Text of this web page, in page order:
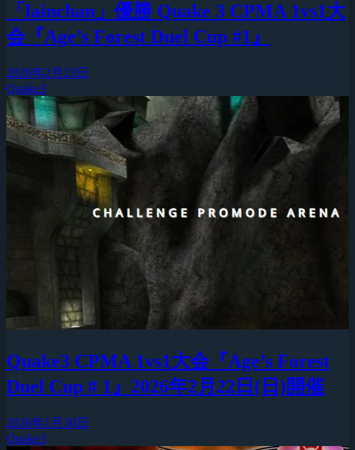
「lainchan」優勝 Quake 3 CPMA 1vs1大
会『Age’s Forest Duel Cup #1』
2026年2月23日
Quake3
Quake3 CPMA 1vs1大会『Age’s Forest
Duel Cup # 1』2026年2月22日(日)開催
2026年1月30日
Quake3